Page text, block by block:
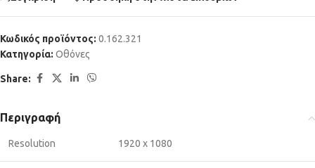
Κωδικός προϊόντος: 0.162.321
Κατηγορία: Οθόνες
Share:
Περιγραφή
Resolution 1920 x 1080